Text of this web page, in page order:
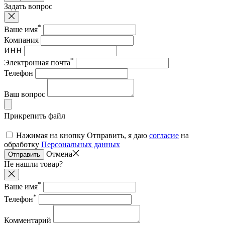
Задать вопрос
Ваше имя*
Компания
ИНН
Электронная почта*
Телефон
Ваш вопрос
Прикрепить файл
Нажимая на кнопку Отправить, я даю согласие на
обработку Персональных данных
Отправить
Отмена
Не нашли товар?
Ваше имя*
Телефон*
Комментарий